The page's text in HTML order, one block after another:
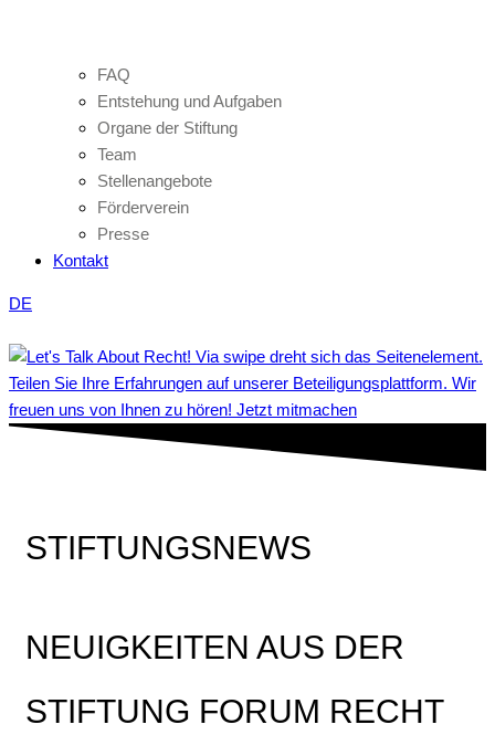
FAQ
Entstehung und Aufgaben
Organe der Stiftung
Team
Stellenangebote
Förderverein
Presse
Kontakt
DE
Teilen Sie Ihre Erfahrungen auf unserer Beteiligungsplattform. Wir
freuen uns von Ihnen zu hören! Jetzt mitmachen
STIFTUNGSNEWS
NEUIGKEITEN AUS DER
STIFTUNG FORUM RECHT